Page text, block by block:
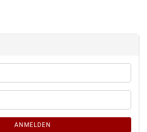
ANMELDEN